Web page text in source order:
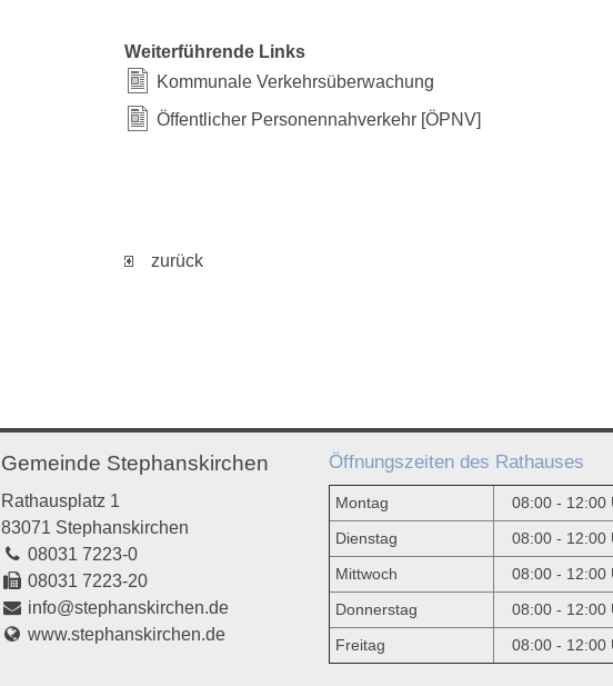
Weiterführende Links
Kommunale Verkehrsüberwachung
Öffentlicher Personennahverkehr [ÖPNV]
zurück
Gemeinde Stephanskirchen
Rathausplatz 1
83071 Stephanskirchen
08031 7223-0
08031 7223-20
info@stephanskirchen.de
www.stephanskirchen.de
Öffnungszeiten des Rathauses
Montag 08:00 - 12:00
Dienstag
08:00 - 12:00
Mittwoch
08:00 - 12:00
Donnerstag
08:00 - 12:00
Freitag
08:00 - 12:00